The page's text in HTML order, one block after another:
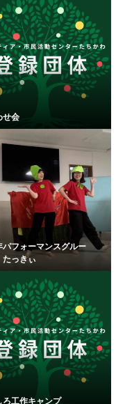
せ会
パフォーマンスグルー
っきぃ
ろ工作キャンプ